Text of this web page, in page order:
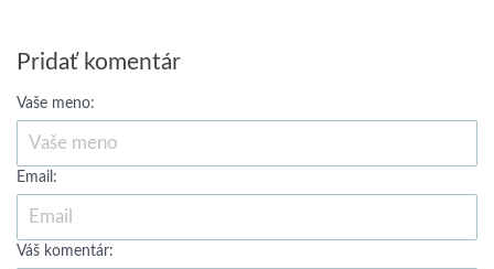
Pridať komentár
Vaše meno:
Email:
Váš komentár: